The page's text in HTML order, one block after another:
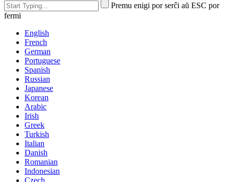
Premu enigi por serĉi aŭ ESC por
fermi
English
French
German
Portuguese
Spanish
Russian
Japanese
Korean
Arabic
Irish
Greek
Turkish
Italian
Danish
Romanian
Indonesian
Czech